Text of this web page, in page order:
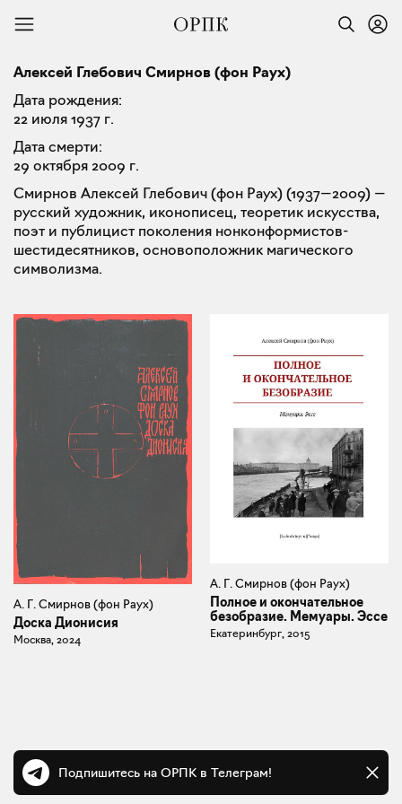
Алексей Глебович Смирнов (фон Раух)
Дата рождения:
22 июля 1937 г.
Дата смерти:
29 октября 2009 г.
Смирнов Алексей Глебович (фон Раух) (1937—2009) —
русский художник, иконописец, теоретик искусства,
поэт и публицист поколения нонконформистов-
шестидесятников, основоположник магического
символизма.
А. Г. Смирнов (фон Раух)
Доска Дионисия
Москва, 2024
А. Г. Смирнов (фон Раух)
Полное и окончательное
безобразие. Мемуары. Эссе
Екатеринбург, 2015
Подпишитесь на ОРПК в Телеграм!